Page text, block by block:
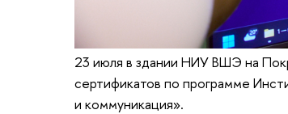
23 июля в здании НИУ ВШЭ на
сертификатов по программе
и коммуникация».